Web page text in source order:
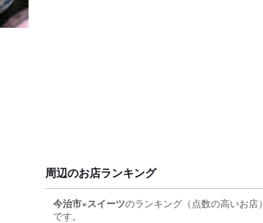
周辺のお店ランキング
今治市×スイーツのランキング （点数の高いお店）
です。